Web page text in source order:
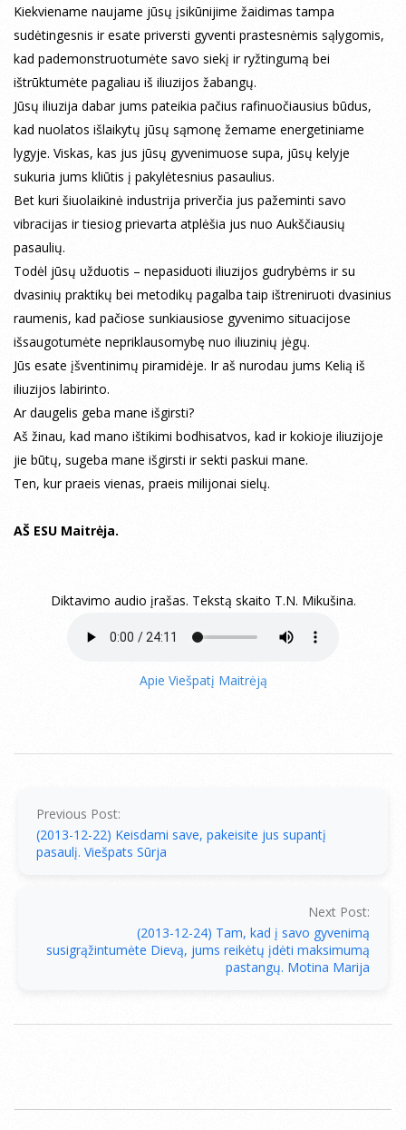
Kiekviename naujame jūsų įsikūnijime žaidimas tampa
sudėtingesnis ir esate priversti gyventi prastesnėmis sąlygomis,
kad pademonstruotumėte savo siekį ir ryžtingumą bei
ištrūktumėte pagaliau iš iliuzijos žabangų.
Jūsų iliuzija dabar jums pateikia pačius rafinuočiausius būdus,
kad nuolatos išlaikytų jūsų sąmonę žemame energetiniame
lygyje. Viskas, kas jus jūsų gyvenimuose supa, jūsų kelyje
sukuria jums kliūtis į pakylėtesnius pasaulius.
Bet kuri šiuolaikinė industrija priverčia jus pažeminti savo
vibracijas ir tiesiog prievarta atplėšia jus nuo Aukščiausių
pasaulių.
Todėl jūsų užduotis – nepasiduoti iliuzijos gudrybėms ir su
dvasinių praktikų bei metodikų pagalba taip ištreniruoti dvasinius
raumenis, kad pačiose sunkiausiose gyvenimo situacijose
išsaugotumėte nepriklausomybę nuo iliuzinių jėgų.
Jūs esate įšventinimų piramidėje. Ir aš nurodau jums Kelią iš
iliuzijos labirinto.
Ar daugelis geba mane išgirsti?
Aš žinau, kad mano ištikimi bodhisatvos, kad ir kokioje iliuzijoje
jie būtų, sugeba mane išgirsti ir sekti paskui mane.
Ten, kur praeis vienas, praeis milijonai sielų.
AŠ ESU Maitrėja.
Diktavimo audio įrašas. Tekstą skaito T.N. Mikušina.
Apie Viešpatį Maitrėją
Previous Post:
(2013-12-22) Keisdami save, pakeisite jus supantį
pasaulį. Viešpats Sūrja
Next Post:
(2013-12-24) Tam, kad į savo gyvenimą
susigrąžintumėte Dievą, jums reikėtų įdėti maksimumą
pastangų. Motina Marija